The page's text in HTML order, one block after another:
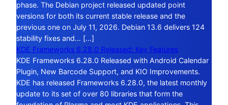
phase. The Debian project released updated point
versions for both its current stable release and the
previous one on July 11, 2026. Debian 13.6 delivers 124
stability fixes and… […]
KDE Frameworks 6.28.0 Released: Key Features
KDE Frameworks 6.28.0 Released with Android Calendar
Plugin, New Barcode Support, and KIO Improvements.
KDE has released Frameworks 6.28.0, the latest monthly
update to its set of over 80 libraries that form the